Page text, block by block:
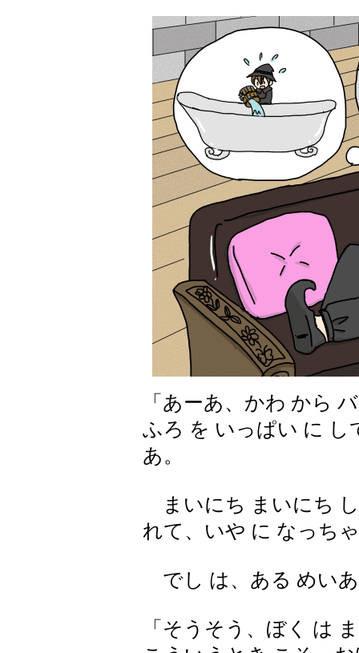
「あーあ、かわ から
ふろ を いっぱい に
あ。
まいにち まいにち
れて、いや に なっち
でし は、ある めい
「そうそう、ぼく は